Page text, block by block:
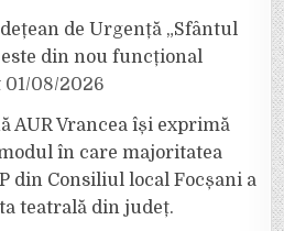
de Urgență „Sfântul
din nou funcțional
01/08/2026
AUR Vrancea își exprimă
în care majoritatea
din Consiliul local Focșani a
teatrală din județ.